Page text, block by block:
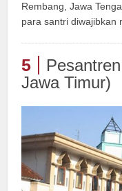
Rembang, Jawa
para santri
5
Jawa Timur)